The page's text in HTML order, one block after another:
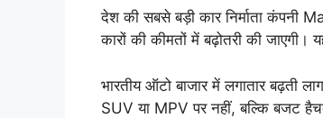
देश की सबसे बड़ी कार निर्माता कंपनी
कारों की कीमतों में बढ़ोतरी की
भारतीय ऑटो बाजार में लगातार बढ़ती
SUV या MPV पर नहीं, बल्कि बजट